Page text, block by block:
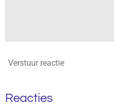
Verstuur reactie
Reacties